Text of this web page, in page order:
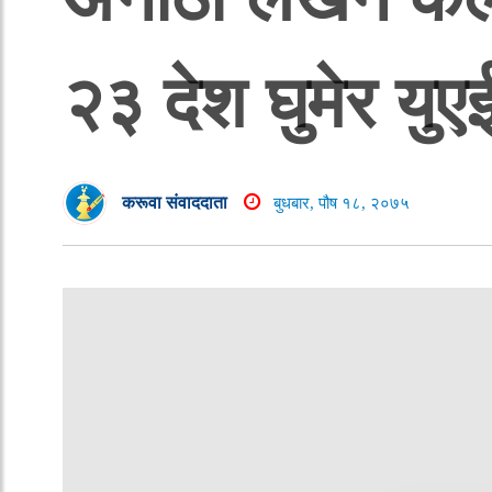
२३ देश घुमेर
करूवा संवाददाता बुधबार, पौष १८, २०७५